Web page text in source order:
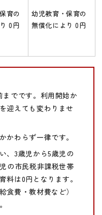
育の
0円
幼児教育・保育の
無償化により 0円
でです。利用開始か
迎えても変わりませ
かわらず一律です。
、3歳児から5歳児の
の市民税非課税世帯
料は0円となります。
食費・教材費など）